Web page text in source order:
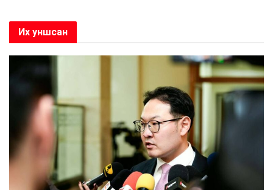
Их уншсан